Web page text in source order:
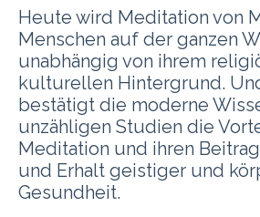
Heute wird Meditation von
Menschen auf der ganzen
unabhängig von ihrem
kulturellen Hintergrund.
bestätigt die moderne
unzähligen Studien die
Meditation und ihren
und Erhalt geistiger und
Gesundheit.